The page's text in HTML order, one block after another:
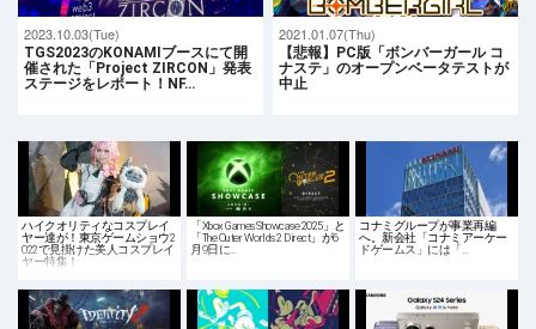
2023.10.03(Tue)
TGS2023のKONAMIブースにて開
催された「Project ZIRCON」発表
ステージをレポート！NF…
2021.01.07(Thu)
【悲報】PC版「ボンバーガール コ
ナステ」のオープンベータテストが
中止
ハイクオリティなコスプレイ
ヤー達が！東京ゲームショウ2
022で見掛けた美人コスプレイ
ヤー特集！
「Xbox Games Showcase 2025」と
「The Outer Worlds 2 Direct」が6
月9日に…
コナミグループが事業再編
へ。新会社「コナミアーケー
ドゲームス」には「…